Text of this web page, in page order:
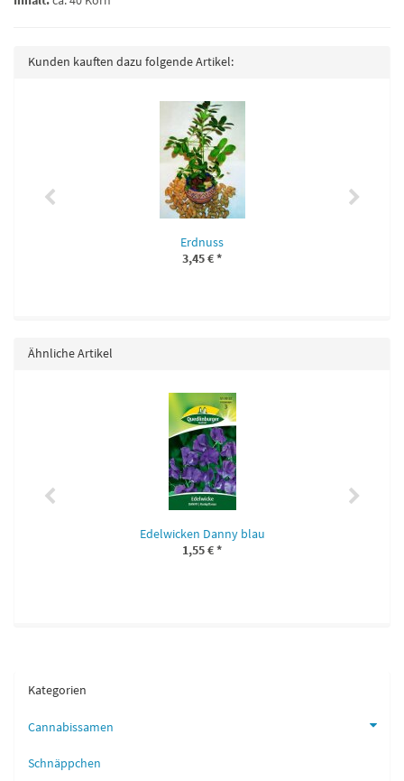
Kunden kauften dazu folgende Artikel:
Erdnuss
3,45 €*
Ähnliche Artikel
Edelwicken Danny blau
1,55 €*
Kategorien
Cannabissamen
Schnäppchen